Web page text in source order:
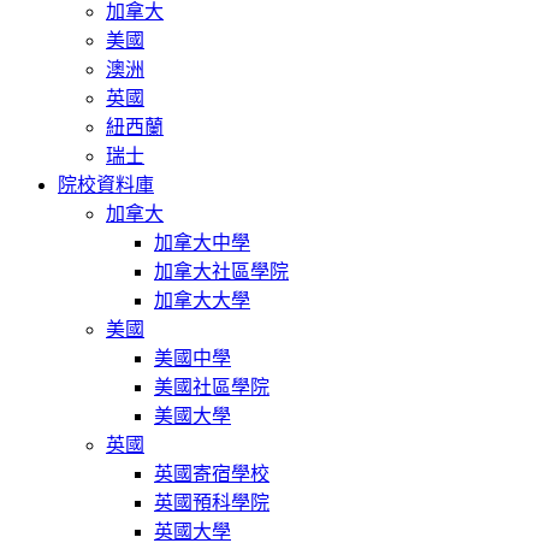
加拿大
美國
澳洲
英國
紐西蘭
瑞士
院校資料庫
加拿大
加拿大中學
加拿大社區學院
加拿大大學
美國
美國中學
美國社區學院
美國大學
英國
英國寄宿學校
英國預科學院
英國大學